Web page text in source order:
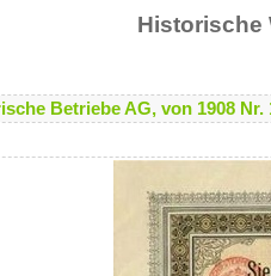
Historische
Betriebe AG, von 1908 Nr.